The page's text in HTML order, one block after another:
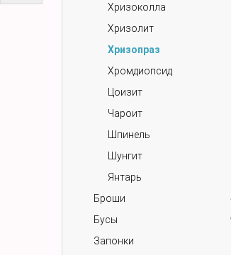
Хризоколла
Хризолит
Хризопраз
Хромдиопсид
Цоизит
Чароит
Шпинель
Шунгит
Янтарь
Броши
Бусы
Запонки